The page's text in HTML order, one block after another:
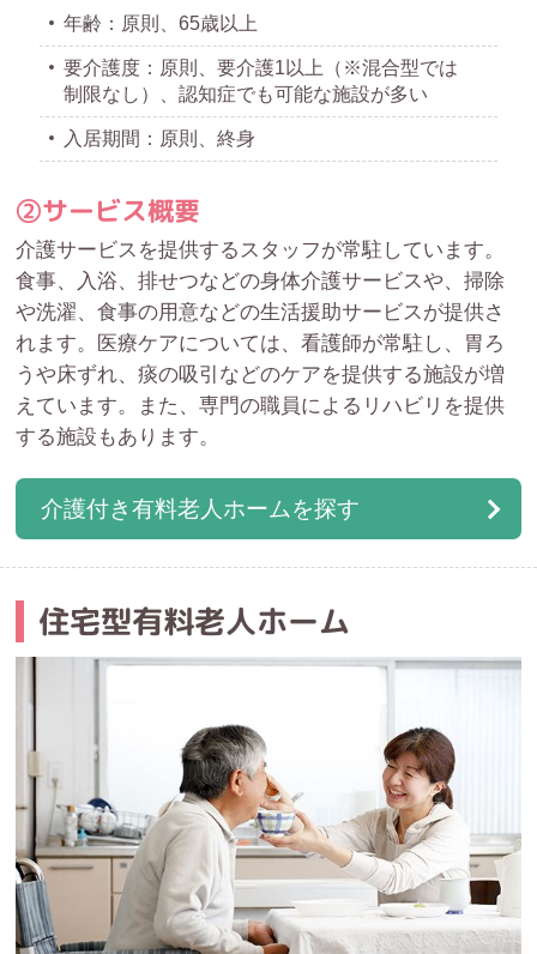
年齢：原則、65歳以上
要介護度：原則、要介護1以上（※混合型では
制限なし）、認知症でも可能な施設が多い
入居期間：原則、終身
②サービス概要
介護サービスを提供するスタッフが常駐しています。
食事、入浴、排せつなどの身体介護サービスや、掃除
や洗濯、食事の用意などの生活援助サービスが提供さ
れます。医療ケアについては、看護師が常駐し、胃ろ
うや床ずれ、痰の吸引などのケアを提供する施設が増
えています。また、専門の職員によるリハビリを提供
する施設もあります。
介護付き有料老人ホームを探す
住宅型有料老人ホーム